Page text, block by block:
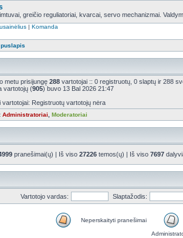
greičio reguliatoriai, kvarcai, servo mechanizmai.
| Komanda
metu prisijungę 288 vartotojai :: 0 registruotų, 0 slaptų ir 288
vartotojų (905) buvo 13 Bal 2026 21:47
vartotojai: Registruotų vartotojų nėra
Administratoriai Moderatoriai
pranešimai(ų) | Iš viso 27226 temos(ų) | Iš viso 7697
Vartotojo vardas: Slaptažodis:
Neperskaityti pranešimai